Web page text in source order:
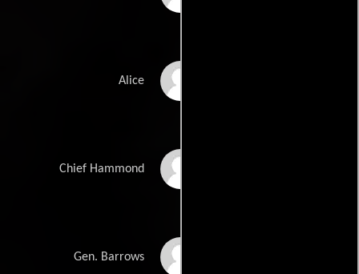
Alice
Chief Hammond
Gen. Barrows